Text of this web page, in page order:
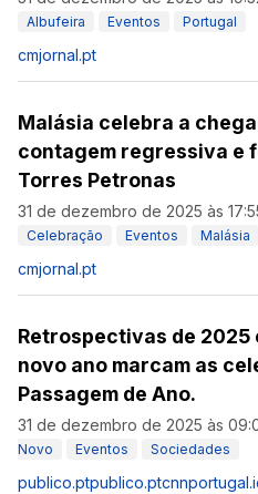
Albufeira Eventos Portugal
cmjornal.pt
Malásia celebra a
contagem regressiva e
Torres Petronas
31 de dezembro de 2025 às
Celebração Eventos Malásia
cmjornal.pt
Retrospectivas de
novo ano marcam as
Passagem de Ano.
31 de dezembro de 2025 às
Novo
Eventos Sociedades
publico.ptpublico.pt